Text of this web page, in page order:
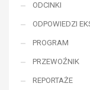
ODCINKI
ODPOWIEDZI
PROGRAM
PRZEWOŹNIK
REPORTAŻE